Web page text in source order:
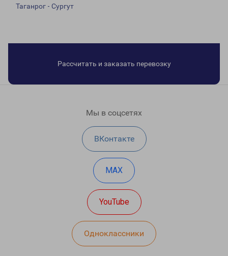
Таганрог - Сургут
Рассчитать и заказать перевозку
Мы в соцсетях
ВКонтакте
MAX
YouTube
Одноклассники